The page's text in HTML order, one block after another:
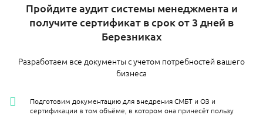
Пройдите аудит системы менеджмента и
получите сертификат в срок от 3 дней в
Березниках
Разработаем все документы с учетом потребностей вашего
бизнеса
Подготовим документацию для внедрения СМБТ и ОЗ и
сертификации в том объёме, в котором она принесёт пользу